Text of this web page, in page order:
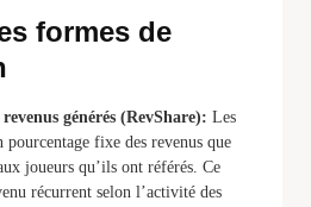
formes de
générés (RevShare): Les
fixe des revenus que
joueurs qu’ils ont référés. Ce
récurrent selon l’activité des